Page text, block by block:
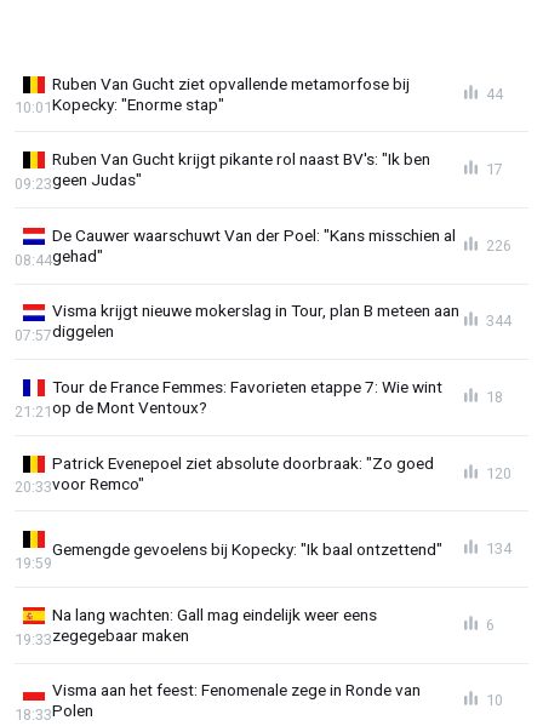
Ruben Van Gucht ziet opvallende metamorfose bij
Kopecky: "Enorme stap"
10:01
44
Ruben Van Gucht krijgt pikante rol naast BV's: "Ik ben
geen Judas"
09:23
17
De Cauwer waarschuwt Van der Poel: "Kans misschien al
gehad"
08:44
226
Visma krijgt nieuwe mokerslag in Tour, plan B meteen aan
diggelen
07:57
344
Tour de France Femmes: Favorieten etappe 7: Wie wint
op de Mont Ventoux?
21:21
18
Patrick Evenepoel ziet absolute doorbraak: "Zo goed
voor Remco"
20:33
120
Gemengde gevoelens bij Kopecky: "Ik baal ontzettend"
19:59
134
Na lang wachten: Gall mag eindelijk weer eens
zegegebaar maken
19:33
6
Visma aan het feest: Fenomenale zege in Ronde van
Polen
18:33
10